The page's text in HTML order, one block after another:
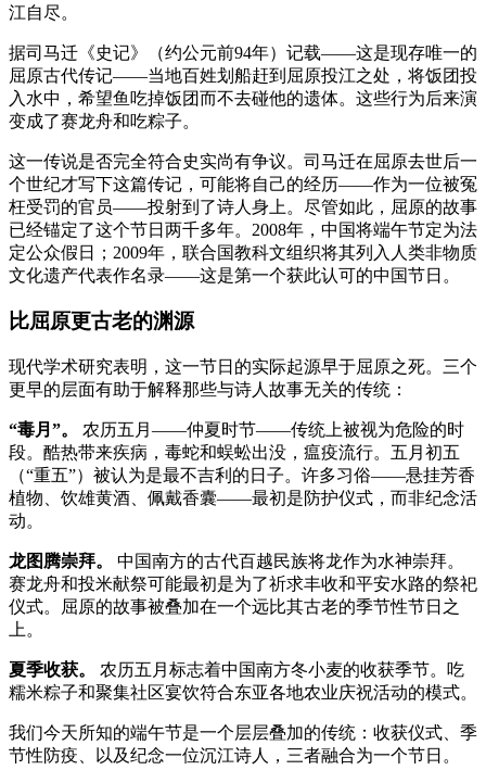
江自尽。
据司马迁《史记》（约公元前94年）记载——这是现存唯一的
屈原古代传记——当地百姓划船赶到屈原投江之处，将饭团投
入水中，希望鱼吃掉饭团而不去碰他的遗体。这些行为后来演
变成了赛龙舟和吃粽子。
这一传说是否完全符合史实尚有争议。司马迁在屈原去世后一
个世纪才写下这篇传记，可能将自己的经历——作为一位被冤
枉受罚的官员——投射到了诗人身上。尽管如此，屈原的故事
已经锚定了这个节日两千多年。2008年，中国将端午节定为法
定公众假日；2009年，联合国教科文组织将其列入人类非物质
文化遗产代表作名录——这是第一个获此认可的中国节日。
比屈原更古老的渊源
现代学术研究表明，这一节日的实际起源早于屈原之死。三个
更早的层面有助于解释那些与诗人故事无关的传统：
“毒月”。
农历五月——仲夏时节——传统上被视为危险的时
段。酷热带来疾病，毒蛇和蜈蚣出没，瘟疫流行。五月初五
（“重五”）被认为是最不吉利的日子。许多习俗——悬挂芳香
植物、饮雄黄酒、佩戴香囊——最初是防护仪式，而非纪念活
动。
龙图腾崇拜。
中国南方的古代百越民族将龙作为水神崇拜。
赛龙舟和投米献祭可能最初是为了祈求丰收和平安水路的祭祀
仪式。屈原的故事被叠加在一个远比其古老的季节性节日之
上。
夏季收获。
农历五月标志着中国南方冬小麦的收获季节。吃
糯米粽子和聚集社区宴饮符合东亚各地农业庆祝活动的模式。
我们今天所知的端午节是一个层层叠加的传统：收获仪式、季
节性防疫、以及纪念一位沉江诗人，三者融合为一个节日。